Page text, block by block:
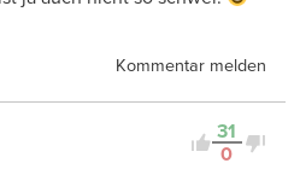
Kommentar melden
31
0